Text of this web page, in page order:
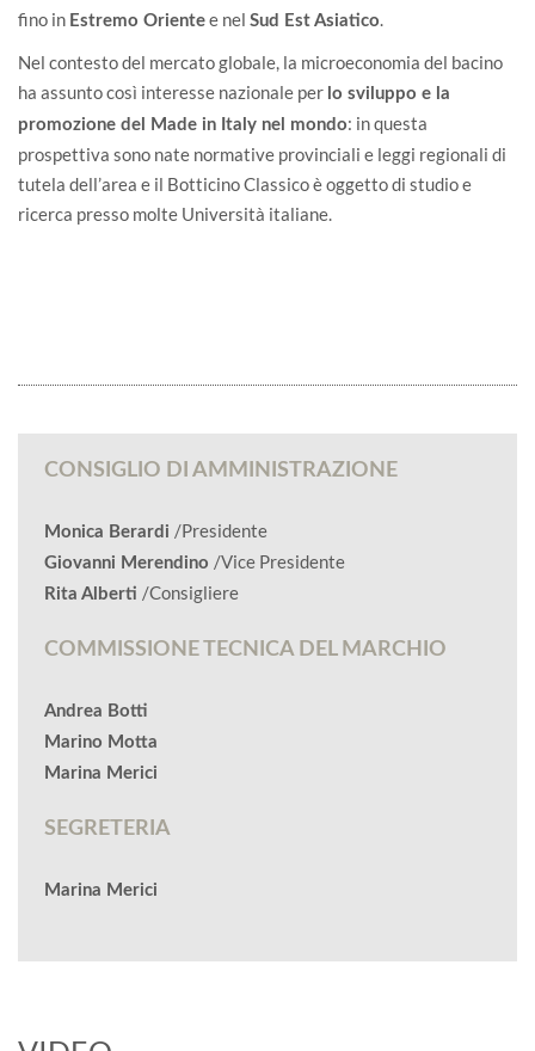
fino in Estremo Oriente e nel Sud Est Asiatico.
Nel contesto del mercato globale, la microeconomia del bacino
ha assunto così interesse nazionale per lo sviluppo e la
promozione del Made in Italy nel mondo: in questa
prospettiva sono nate normative provinciali e leggi regionali di
tutela dell’area e il Botticino Classico è oggetto di studio e
ricerca presso molte Università italiane.
CONSIGLIO DI AMMINISTRAZIONE
Monica Berardi /Presidente
Giovanni Merendino /Vice Presidente
Rita Alberti /Consigliere
COMMISSIONE TECNICA DEL MARCHIO
Andrea Botti
Marino Motta
Marina Merici
SEGRETERIA
Marina Merici